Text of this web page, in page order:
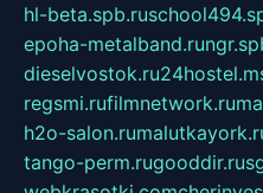
hl-beta.spb.ru
epoha-metalband.ru
dieselvostok.ru
regsmi.rufilmnetwork.ru
h2o-salon.ru
tango-perm.rugooddir.ru